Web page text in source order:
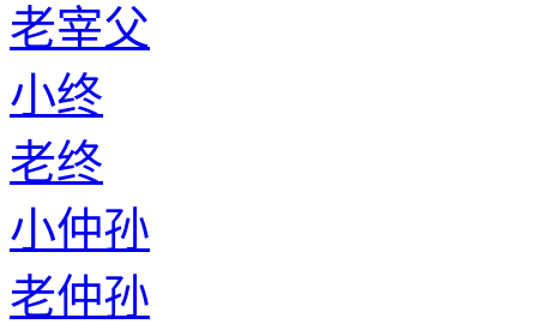
老宰父
小终
老终
小仲孙
老仲孙